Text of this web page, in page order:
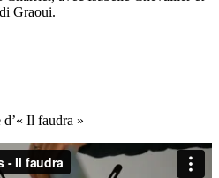
Graoui.
d’« Il faudra »